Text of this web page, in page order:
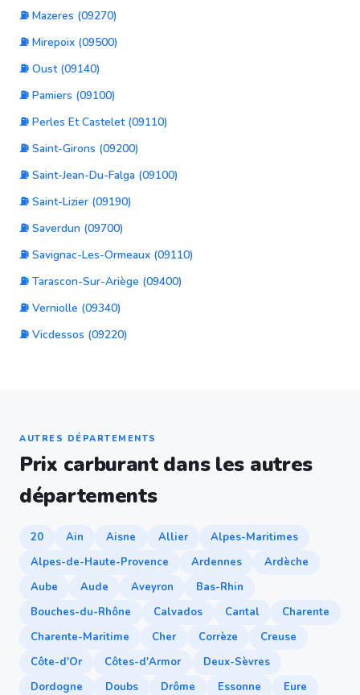
⛽ Mazeres (09270)
⛽ Mirepoix (09500)
⛽ Oust (09140)
⛽ Pamiers (09100)
⛽ Perles Et Castelet (09110)
⛽ Saint-Girons (09200)
⛽ Saint-Jean-Du-Falga (09100)
⛽ Saint-Lizier (09190)
⛽ Saverdun (09700)
⛽ Savignac-Les-Ormeaux (09110)
⛽ Tarascon-Sur-Ariège (09400)
⛽ Verniolle (09340)
⛽ Vicdessos (09220)
AUTRES DÉPARTEMENTS
Prix carburant dans les autres
départements
20 Ain Aisne Allier
Alpes-Maritimes
Alpes-de-Haute-Provence
Ardennes
Ardèche
Aube
Aude Aveyron
Bas-Rhin
Bouches-du-Rhône
Calvados Cantal
Charente
Charente-Maritime
Cher Corrèze
Creuse
Côte-d'Or
Côtes-d'Armor
Deux-Sèvres
Dordogne
Doubs Drôme Essonne
Eure